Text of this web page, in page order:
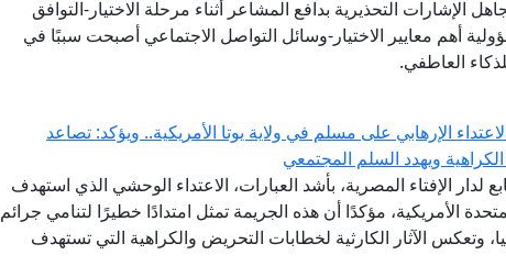
الإشارات التحذيرية بدافع المشاعر أثناء مرحلة الاختيار-التوافق
أهم معايير الاختيار-وسائل التواصل الاجتماعي أصبحت سببًا في
العاطفي.
الإرهابي على مسلم في ولاية يوتا الأمريكية.. ويؤكد: تصاعد
ويهدد السلم المجتمعي
الإفتاء المصرية، بأشد العبارات، الاعتداء الوحشي الذي استهدف
الأمريكية، مؤكدًا أن هذه الجريمة تمثل امتدادًا خطيرًا لتنامي جرائم
وتعكس الآثار الكارثية لخطابات التحريض والكراهية التي تستهدف